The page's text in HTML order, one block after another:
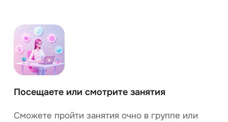
Посещаете или смотрите занятия
Сможете пройти занятия очно в группе или